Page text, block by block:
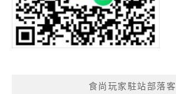
食尚玩家駐站部落客